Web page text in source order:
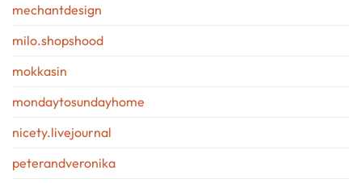
mechantdesign
milo.shopshood
mokkasin
mondaytosundayhome
nicety.livejournal
peterandveronika